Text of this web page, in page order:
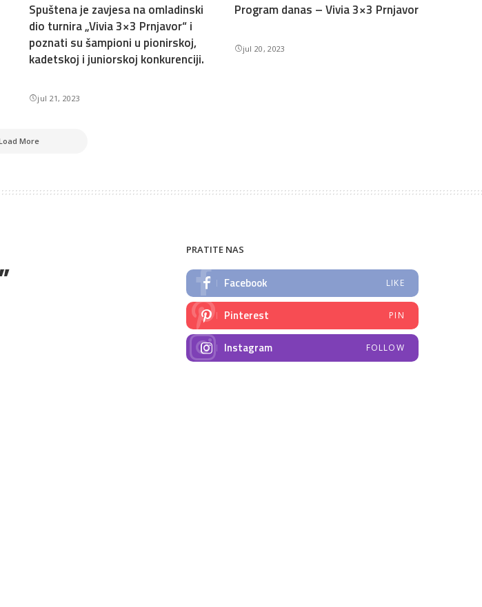
Spuštena je zavjesa na omladinski
dio turnira „Vivia 3×3 Prnjavor“ i
poznati su šampioni u pionirskoj,
kadetskoj i juniorskoj konkurenciji.
jul 21, 2023
Program danas – Vivia 3×3 Prnjavor
jul 20, 2023
More
PRATITE NAS
Facebook LIKE
Pinterest PIN
Instagram FOLLOW